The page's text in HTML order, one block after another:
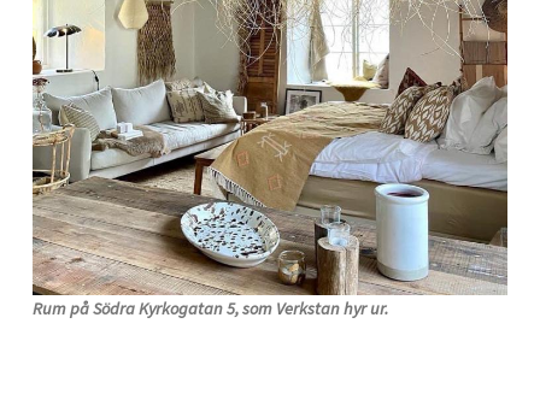
Rum på Södra Kyrkogatan 5, som Verkstan hyr ur.